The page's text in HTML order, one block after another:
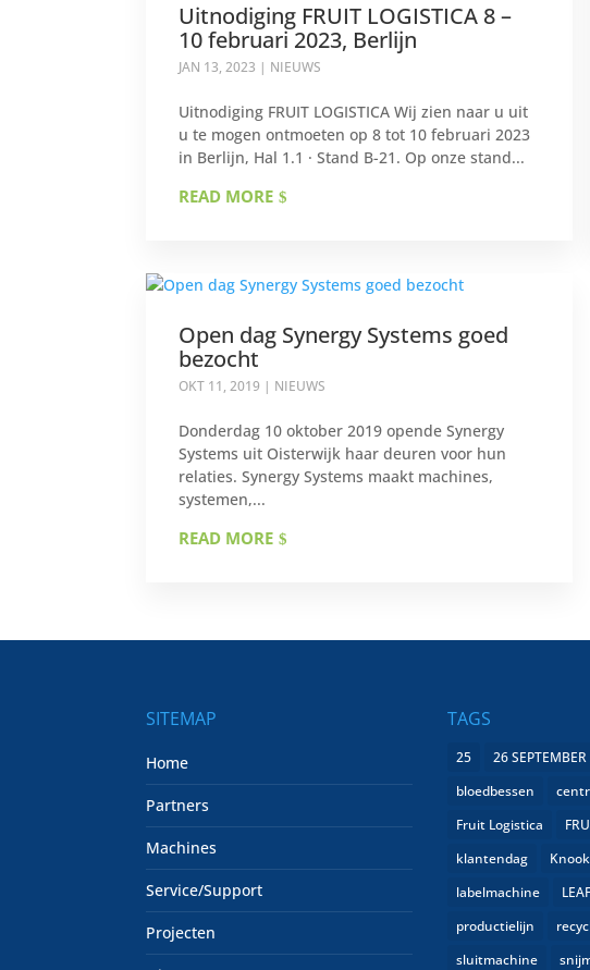
Uitnodiging FRUIT LOGISTICA 8 –
10 februari 2023, Berlijn
JAN 13, 2023 | NIEUWS
Uitnodiging FRUIT LOGISTICA Wij zien naar u uit
u te mogen ontmoeten op 8 tot 10 februari 2023
in Berlijn, Hal 1.1 · Stand B-21. Op onze stand...
READ MORE
Open dag Synergy Systems goed
bezocht
OKT 11, 2019 | NIEUWS
Donderdag 10 oktober 2019 opende Synergy
Systems uit Oisterwijk haar deuren voor hun
relaties. Synergy Systems maakt machines,
systemen,...
READ MORE
SITEMAP
Home
Partners
Machines
Service/Support
Projecten
TAGS
25 26
bloedbessen
Fruit Logistica
klantendag
labelmachine
LEAF
productielijn
sluitmachine